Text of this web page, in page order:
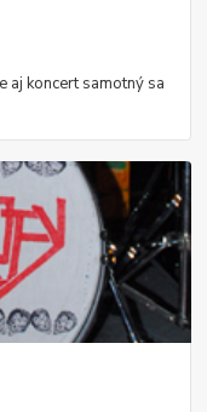
aj koncert samotný sa